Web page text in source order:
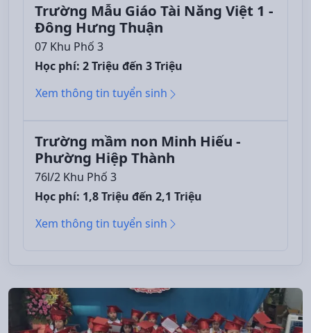
Trường Mẫu Giáo Tài Năng Việt 1 -
Đông Hưng Thuận
07 Khu Phố 3
Học phí: 2 Triệu đến 3 Triệu
Xem thông tin tuyển sinh
Trường mầm non Minh Hiếu -
Phường Hiệp Thành
76l/2 Khu Phố 3
Học phí: 1,8 Triệu đến 2,1 Triệu
Xem thông tin tuyển sinh